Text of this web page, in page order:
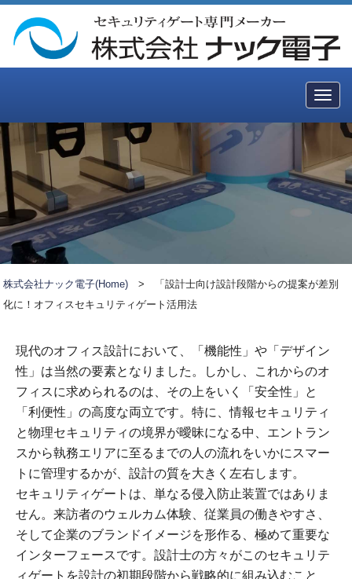
株式会社ナック電子(Home) >
「設計士向け設計段階からの提案が差別
化に！オフィスセキュリティゲート活用法
現代のオフィス設計において、「機能性」や「デザイン
性」は当然の要素となりました。しかし、これからのオ
フィスに求められるのは、その上をいく「安全性」と
「利便性」の高度な両立です。特に、情報セキュリティ
と物理セキュリティの境界が曖昧になる中、エントラン
スから執務エリアに至るまでの人の流れをいかにスマー
トに管理するかが、設計の質を大きく左右します。
セキュリティゲートは、単なる侵入防止装置ではありま
せん。来訪者のウェルカム体験、従業員の働きやすさ、
そして企業のブランドイメージを形作る、極めて重要な
インターフェースです。設計士の方々がこのセキュリテ
ィゲートを設計の初期段階から戦略的に組み込むこと